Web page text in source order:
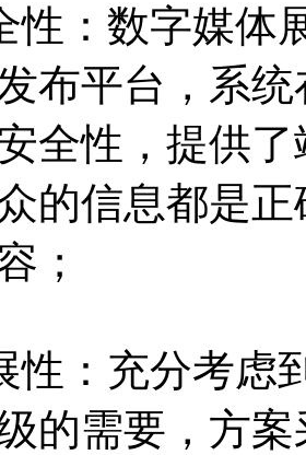
数字媒体展
布平台，系
全性，提供
的信息都是
；
充分考虑到
的需要，方